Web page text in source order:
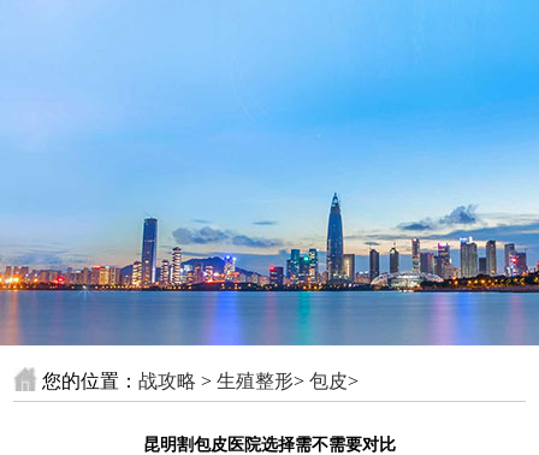
您的位置：战攻略 >生殖整形>包皮>
昆明割包皮医院选择需不需要对比